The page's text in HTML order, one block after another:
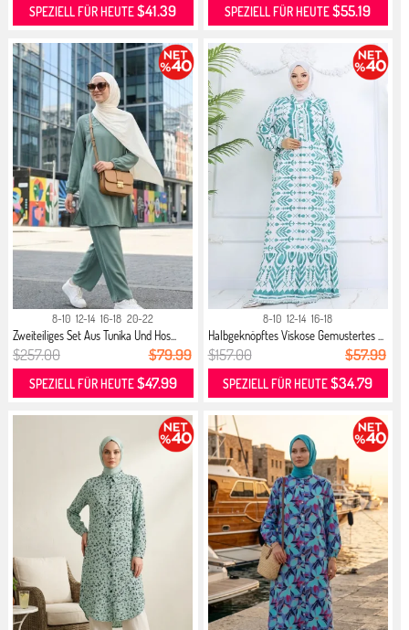
SPEZIELL FÜR HEUTE$41.39 SPEZIELL FÜR HEUTE$55.19
8-10 12-14 16-18 20-22
Zweiteiliges Set Aus Tunika Und Hos...
$257.00 $79.99
SPEZIELL FÜR HEUTE$47.99
8-10 12-14 16-18
Halbgeknöpftes Viskose Gemustertes ...
$157.00 $57.99
SPEZIELL FÜR HEUTE$34.79